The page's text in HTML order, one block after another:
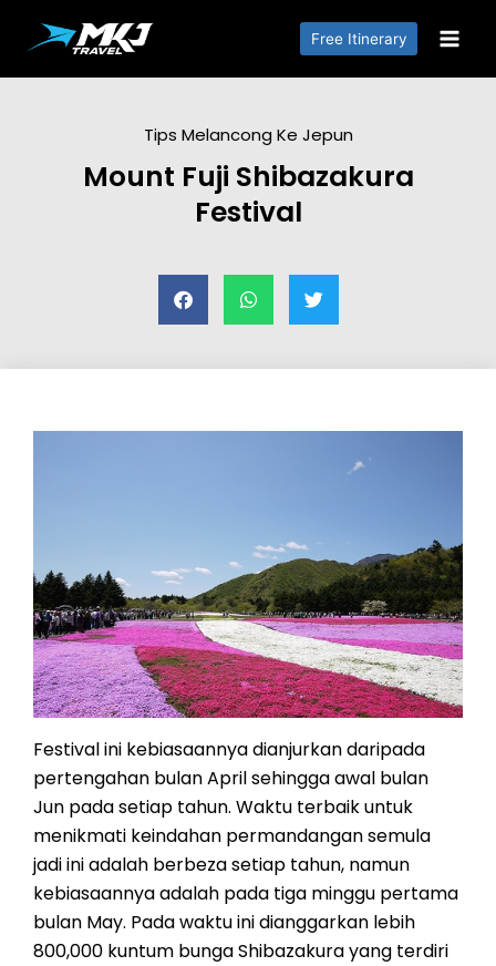
Free Itinerary
Tips Melancong Ke Jepun
Mount Fuji Shibazakura
Festival
Festival ini kebiasaannya dianjurkan daripada
pertengahan bulan April sehingga awal bulan
Jun pada setiap tahun. Waktu terbaik untuk
menikmati keindahan permandangan semula
jadi ini adalah berbeza setiap tahun, namun
kebiasaannya adalah pada tiga minggu pertama
bulan May. Pada waktu ini dianggarkan lebih
800,000 kuntum bunga Shibazakura yang terdiri